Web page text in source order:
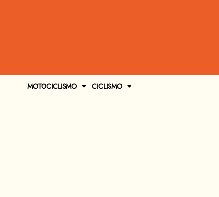
MOTOCICLISMO CICLISMO